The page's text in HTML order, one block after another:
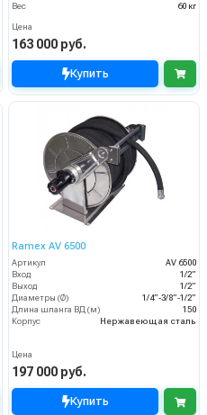
Вес
60 кг
Цена
163 000 руб.
Купить
Ramex AV 6500
Артикул
AV 6500
Вход
1/2”
Выход
1/2”
Диаметры (Ø)
1/4”-3/8”-1/2”
Длина шланга ВД (м)
150
Корпус
Нержавеющая сталь
Цена
197 000 руб.
Купить